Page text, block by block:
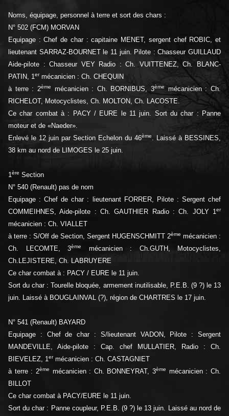
Noms, équipage, personnel à terre et sort des chars :
N° 502 (FCM) MORVAN
Equipage : Chef de char : capitaine MENET, sergent chef ROBIC, et
lieutenant SARRAZ-BOURNET le 11 juin. Pilote : Chasseur GUILLAUD
Aide-pilote : Chasseur VEY Radio : Ch. VUITTENEZ, Ch. BLANC-
PATIN, 1ermécanicien : Ch. CHEQUIN
à terre : 2ème mécanicien : Ch. BORNIBUS, 3ème
mécanicien : Ch.
RICHELOT, Motocyclistes, Ch. MOLTON, Ch. LACOSTE.
Ce char combat à : PACY / EURE le 11 juin. Sort du char : Panne
moteur et de «Naeder».
Enlevé le 12 juin par Section Echelon du 46ème. Laissé à BESSINES,
38 km au nord de LIMOGES le 25 juin.
1ère Section
N° 540 (Renault) pas de nom
Equipage : Chef de char : lieutenant FORRER, Pilote : Sergent chef
COMMEIHNES, Aide-pilote : Ch. GAUTHIER Radio : Ch. JOLY 1er
mécanicien : Ch. VIALLET
à terre : S/Off de Section, Sergent HUGENSCHMITT 2ème mécanicien :
Ch. LECOMTE, 3ème
mécanicien : Ch.GUTH, Motocyclistes,
Ch.LEJISTERE, Ch. LABRUYERE
Ce char combat à : PACY / EURE le 11 juin.
Sort du char : Tourelle bloquée, armement inutilisable, P.E.B. (9 ?) le 13
juin. Laissé à BOUGLAINVAL (?), région de CHARTRES le 17 juin.
N° 541 (Renault) BAYARD
Equipage : Chef de char : S/lieutenant VADON, Pilote : Sergent
MANDEVILLE, Aide-pilote : Cap. chef MULLATIER, Radio : Ch.
BIEVELEZ, 1ermécanicien : Ch. CASTAGNIET
à terre : 2ème mécanicien : Ch. BONNEYRAT, 3ème
mécanicien : Ch.
BILLOT
Ce char combat à PACY/EURE le 11 juin.
Sort du char : Panne coupleur, P.E.B. (9 ?) le 13 juin. Laissé au nord de